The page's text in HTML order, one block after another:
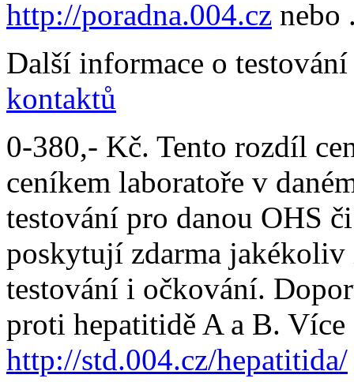
http://poradna.004.cz nebo
Další informace o
kontaktů
0-380,- Kč. Tento rozdíl
ceníkem laboratoře v
testování pro danou OHS
poskytují zdarma
testování i očkování.
proti hepatitidě A a B. Více
http://std.004.cz/hepatitida/